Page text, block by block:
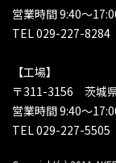
営業時間 9:40〜
TEL 029-227-8284
【工場】
〒311-3156 茨城
営業時間 9:40〜
TEL 029-227-5505